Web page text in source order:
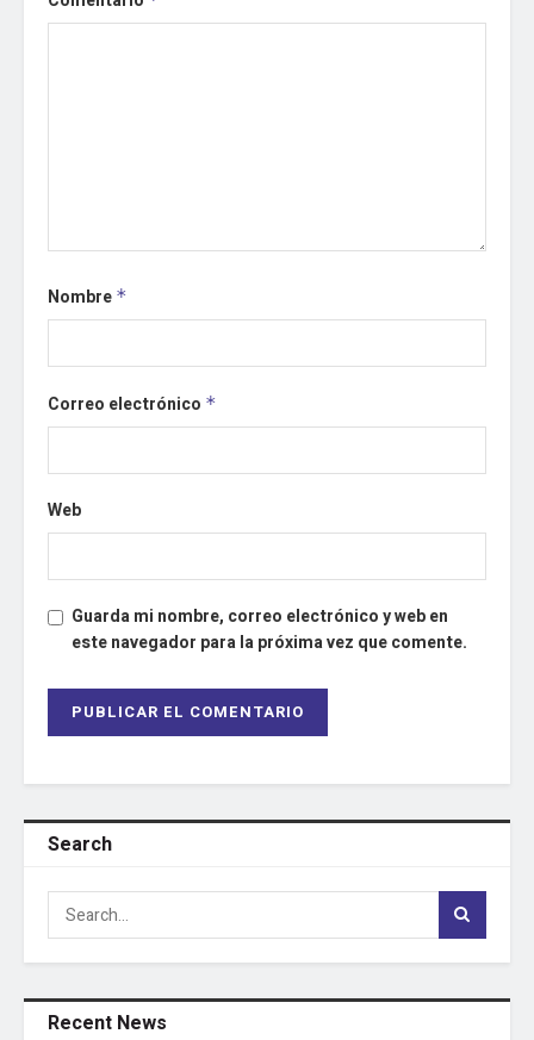
Nombre *
Correo electrónico *
Web
Guarda mi nombre, correo electrónico y web en
este navegador para la próxima vez que comente.
Search
Recent News